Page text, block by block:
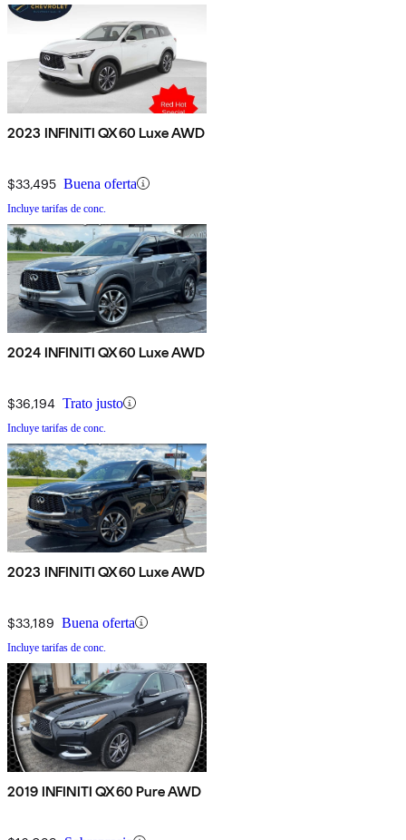
2023 INFINITI QX60 Luxe AWD
$33,495 Buena oferta
Incluye tarifas de conc.
2024 INFINITI QX60 Luxe AWD
$36,194 Trato justo
Incluye tarifas de conc.
2023 INFINITI QX60 Luxe AWD
$33,189 Buena oferta
Incluye tarifas de conc.
2019 INFINITI QX60 Pure AWD